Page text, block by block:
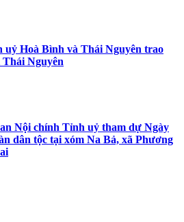
uỷ Hoà Bình và Thái Nguyên trao
Nguyên
Nội chính Tỉnh uỷ tham dự Ngày
dân tộc tại xóm Na Bả, xã Phương